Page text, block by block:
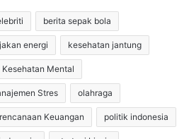
berita sepak bola
energi kesehatan jantung
Kesehatan Mental
Stres olahraga
Keuangan politik indonesia